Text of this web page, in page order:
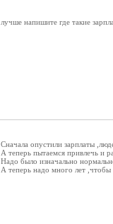
лучше напишите где такие
Сначала опустили зарплаты
А теперь пытаемся привлечь и
Надо было изначально
А теперь надо много лет ,чтобы